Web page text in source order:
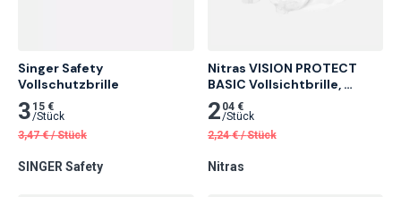
Singer Safety
Vollschutzbrille
3 15 €
/Stück
3,47 € /Stück
SINGER Safety
Nitras VISION PROTECT
BASIC Vollsichtbrille,
Transparent/Klar 10 Stk.
2 04 €
/Stück
2,24 € /Stück
Nitras